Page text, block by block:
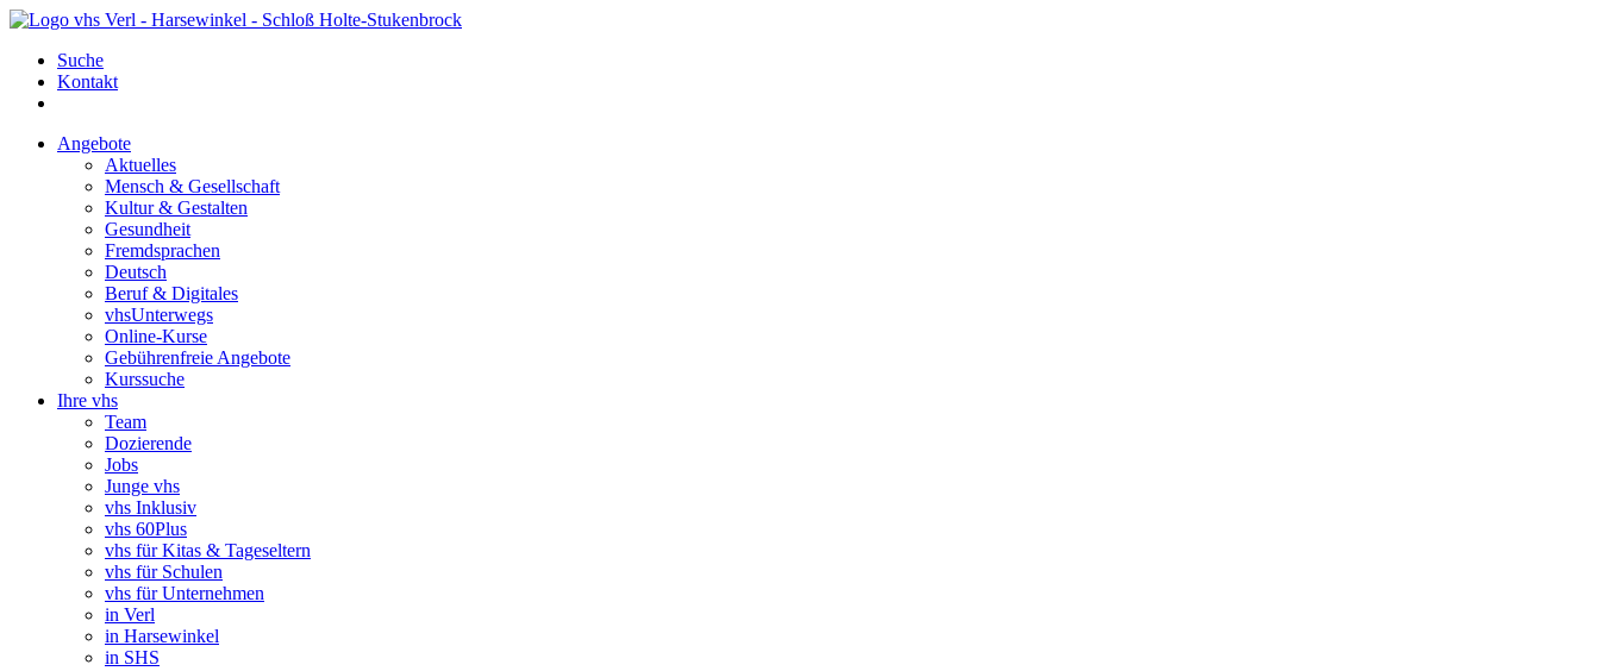
Suche
Kontakt
Angebote
Aktuelles
Mensch & Gesellschaft
Kultur & Gestalten
Gesundheit
Fremdsprachen
Deutsch
Beruf & Digitales
vhsUnterwegs
Online-Kurse
Gebührenfreie Angebote
Kurssuche
Ihre vhs
Team
Dozierende
Jobs
Junge vhs
vhs Inklusiv
vhs 60Plus
vhs für Kitas & Tageseltern
vhs für Schulen
vhs für Unternehmen
in Verl
in Harsewinkel
in SHS